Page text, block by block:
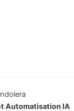
Automatisation IA